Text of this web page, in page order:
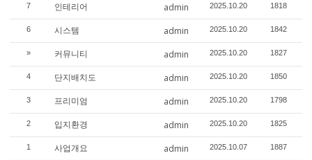
7 인테리어 admin 2025.10.20 1818
6 시스템 admin 2025.10.20 1842
» 커뮤니티 admin 2025.10.20 1827
4 단지배치도 admin 2025.10.20 1850
3 프리미엄 admin 2025.10.20 1798
2 입지환경 admin 2025.10.20 1825
1 사업개요 admin 2025.10.07 1887